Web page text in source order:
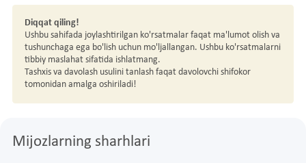
Diqqat qiling!
Ushbu sahifada joylashtirilgan ko'rsatmalar faqat ma'lumot olish va
tushunchaga ega bo'lish uchun mo'ljallangan. Ushbu ko'rsatmalarni
tibbiy maslahat sifatida ishlatmang.
Tashxis va davolash usulini tanlash faqat davolovchi shifokor
tomonidan amalga oshiriladi!
Mijozlarning sharhlari